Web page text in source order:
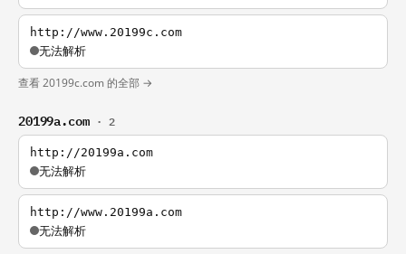
http://www.20199c.com
无法解析
查看 20199c.com 的全部 →
20199a.com · 2
http://20199a.com
无法解析
http://www.20199a.com
无法解析